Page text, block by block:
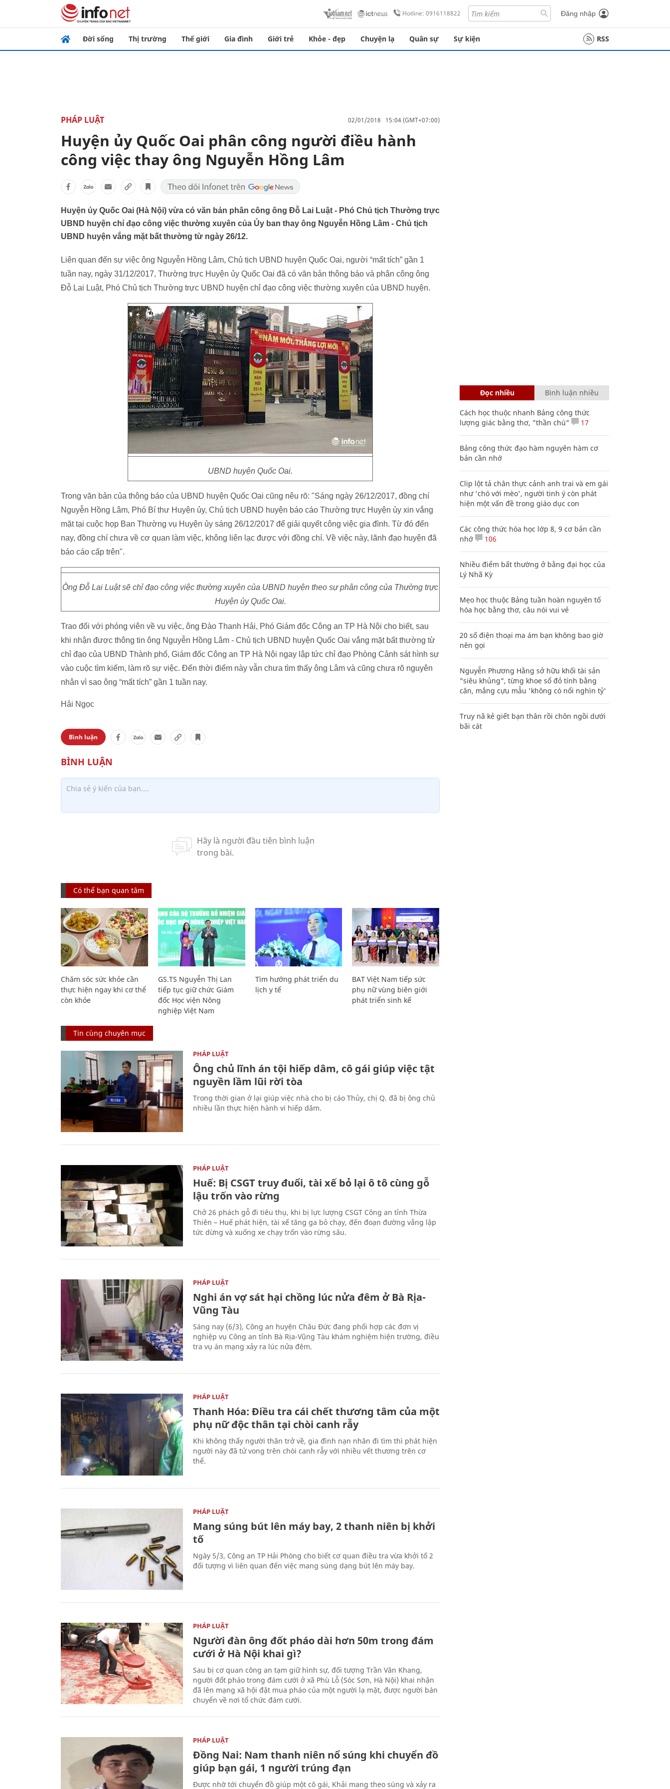
Hotline: 0916118822 Đăng nhập
Đời sống Thị trường Thế giới Gia đình Giới trẻ Khỏe - đẹp Chuyện lạ Quân sự Sự kiện RSS
PHÁP LUẬT 02/01/2018 15:04 (GMT+07:00)
Huyện ủy Quốc Oai phân công người điều hành
công việc thay ông Nguyễn Hồng Lâm
Huyện ủy Quốc Oai (Hà Nội) vừa có văn bản phân công ông Đỗ Lai Luật - Phó Chủ tịch Thường trực
UBND huyện chỉ đạo công việc thường xuyên của Ủy ban thay ông Nguyễn Hồng Lâm - Chủ tịch
UBND huyện vắng mặt bất thường từ ngày 26/12.
Liên quan đến sự việc ông Nguyễn Hồng Lâm, Chủ tịch UBND huyện Quốc Oai, người “mất tích” gần 1
tuần nay, ngày 31/12/2017, Thường trực Huyện ủy Quốc Oai đã có văn bản thông báo và phân công ông
Đỗ Lai Luật, Phó Chủ tịch Thường trực UBND huyện chỉ đạo công việc thường xuyên của UBND huyện.
UBND huyện Quốc Oai.
Trong văn bản của thông báo của UBND huyện Quốc Oai cũng nêu rõ: "Sáng ngày 26/12/2017, đồng chí
Nguyễn Hồng Lâm, Phó Bí thư Huyện ủy, Chủ tịch UBND huyện báo cáo Thường trực Huyện ủy xin vắng
mặt tại cuộc họp Ban Thường vụ Huyện ủy sáng 26/12/2017 để giải quyết công việc gia đình. Từ đó đến
nay, đồng chí chưa về cơ quan làm việc, không liên lạc được với đồng chí. Về việc này, lãnh đạo huyện đã
báo cáo cấp trên".
Ông Đỗ Lai Luật sẽ chỉ đạo công việc thường xuyên của UBND huyện theo sự phân công của Thường trực
Huyện ủy Quốc Oai.
Trao đổi với phóng viên về vụ việc, ông Đào Thanh Hải, Phó Giám đốc Công an TP Hà Nội cho biết, sau
khi nhận được thông tin ông Nguyễn Hồng Lâm - Chủ tịch UBND huyện Quốc Oai vắng mặt bất thường từ
chỉ đạo của UBND Thành phố, Giám đốc Công an TP Hà Nội ngay lập tức chỉ đạo Phòng Cảnh sát hình sự
vào cuộc tìm kiếm, làm rõ sự việc. Đến thời điểm này vẫn chưa tìm thấy ông Lâm và cũng chưa rõ nguyên
nhân vì sao ông “mất tích” gần 1 tuần nay.
Hải Ngọc
Bình luận
Có thể bạn quan tâm
Chăm sóc sức khỏe cần
thực hiện ngay khi cơ thể
còn khỏe
GS.TS Nguyễn Thị Lan
tiếp tục giữ chức Giám
đốc Học viện Nông
nghiệp Việt Nam
Tìm hướng phát triển du
lịch y tế
BAT Việt Nam tiếp sức
phụ nữ vùng biên giới
phát triển sinh kế
Tin cùng chuyên mục
PHÁP LUẬT
Ông chủ lĩnh án tội hiếp dâm, cô gái giúp việc tật
nguyền lầm lũi rời tòa
Trong thời gian ở lại giúp việc nhà cho bị cáo Thủy, chị Q. đã bị ông chủ
nhiều lần thực hiện hành vi hiếp dâm.
PHÁP LUẬT
Huế: Bị CSGT truy đuổi, tài xế bỏ lại ô tô cùng gỗ
lậu trốn vào rừng
Chở 26 phách gỗ đi tiêu thụ, khi bị lực lượng CSGT Công an tỉnh Thừa
Thiên – Huế phát hiện, tài xế tăng ga bỏ chạy, đến đoạn đường vắng lập
tức dừng và xuống xe chạy trốn vào rừng sâu.
PHÁP LUẬT
Nghi án vợ sát hại chồng lúc nửa đêm ở Bà Rịa-
Vũng Tàu
Sáng nay (6/3), Công an huyện Châu Đức đang phối hợp các đơn vị
nghiệp vụ Công an tỉnh Bà Rịa-Vũng Tàu khám nghiệm hiện trường, điều
tra vụ án mạng xảy ra lúc nửa đêm.
PHÁP LUẬT
Thanh Hóa: Điều tra cái chết thương tâm của một
phụ nữ độc thân tại chòi canh rẫy
Khi không thấy người thân trở về, gia đình nạn nhân đi tìm thì phát hiện
người này đã tử vong trên chòi canh rẫy với nhiều vết thương trên cơ
thể.
PHÁP LUẬT
Mang súng bút lên máy bay, 2 thanh niên bị khởi
tố
Ngày 5/3, Công an TP Hải Phòng cho biết cơ quan điều tra vừa khởi tố 2
đối tượng vì liên quan đến việc mang súng dạng bút lên máy bay.
PHÁP LUẬT
Người đàn ông đốt pháo dài hơn 50m trong đám
cưới ở Hà Nội khai gì?
Sau bị cơ quan công an tạm giữ hình sự, đối tượng Trần Văn Khang,
người đốt pháo trong đám cưới ở xã Phù Lỗ (Sóc Sơn, Hà Nội) khai nhận
đã lên mạng xã hội đặt mua pháo của một người lạ mặt, được người bán
chuyển về nơi tổ chức đám cưới.
PHÁP LUẬT
Đồng Nai: Nam thanh niên nổ súng khi chuyển đồ
giúp bạn gái, 1 người trúng đạn
Được nhờ tới chuyển đồ giúp một cô gái, Khải mang theo súng và xảy ra
Đọc nhiều Bình luận nhiều
Cách học thuộc nhanh Bảng công thức
lượng giác bằng thơ, "thần chú"
17
Bảng công thức đạo hàm nguyên hàm cơ
bản cần nhớ
Clip lột tả chân thực cảnh anh trai và em gái
như 'chó với mèo', người tinh ý còn phát
hiện một vấn đề trong giáo dục con
Các công thức hóa học lớp 8, 9 cơ bản cần
nhớ
106
Nhiều điểm bất thường ở bằng đại học của
Lý Nhã Kỳ
Mẹo học thuộc Bảng tuần hoàn nguyên tố
hóa học bằng thơ, câu nói vui vẻ
20 số điện thoại ma ám bạn không bao giờ
nên gọi
Nguyễn Phương Hằng sở hữu khối tài sản
"siêu khủng", từng khoe sổ đỏ tính bằng
cân, mắng cựu mẫu 'không có nổi nghìn tỷ'
Truy nã kẻ giết bạn thân rồi chôn ngồi dưới
bãi cát